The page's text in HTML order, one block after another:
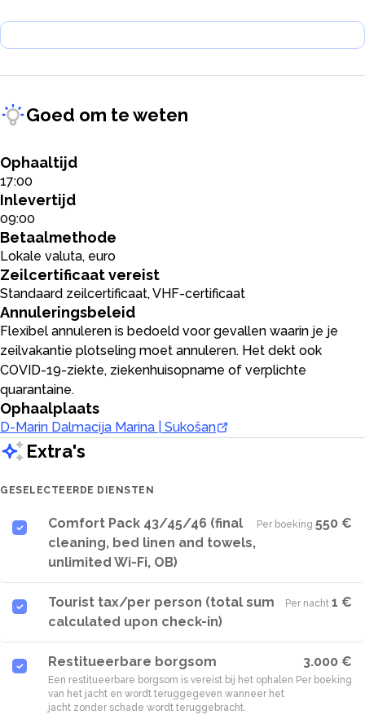
Goed om te weten
Ophaaltijd
17:00
Inlevertijd
09:00
Betaalmethode
Lokale valuta, euro
Zeilcertificaat vereist
Standaard zeilcertificaat, VHF-certificaat
Annuleringsbeleid
Flexibel annuleren is bedoeld voor gevallen waarin je je
zeilvakantie plotseling moet annuleren. Het dekt ook
COVID-19-ziekte, ziekenhuisopname of verplichte
quarantaine.
Ophaalplaats
D-Marin Dalmacija Marina | Sukošan
Extra's
GESELECTEERDE DIENSTEN
Comfort Pack 43/45/46 (final
cleaning, bed linen and towels,
unlimited Wi-Fi, OB)
Per boeking·550 €
Tourist tax/per person (total sum
calculated upon check-in)
Per nacht·1 €
Restitueerbare borgsom
Een restitueerbare borgsom is vereist bij het ophalen
van het jacht en wordt teruggegeven wanneer het
jacht zonder schade wordt teruggebracht.
3.000 €
Per boeking